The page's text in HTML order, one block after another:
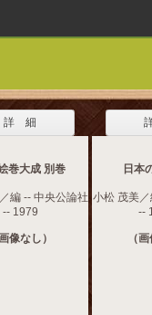
詳 細
巻大成 別巻
編 -- 中央公論社
-- 1979
画像なし）
日本
小松 茂美
--
（